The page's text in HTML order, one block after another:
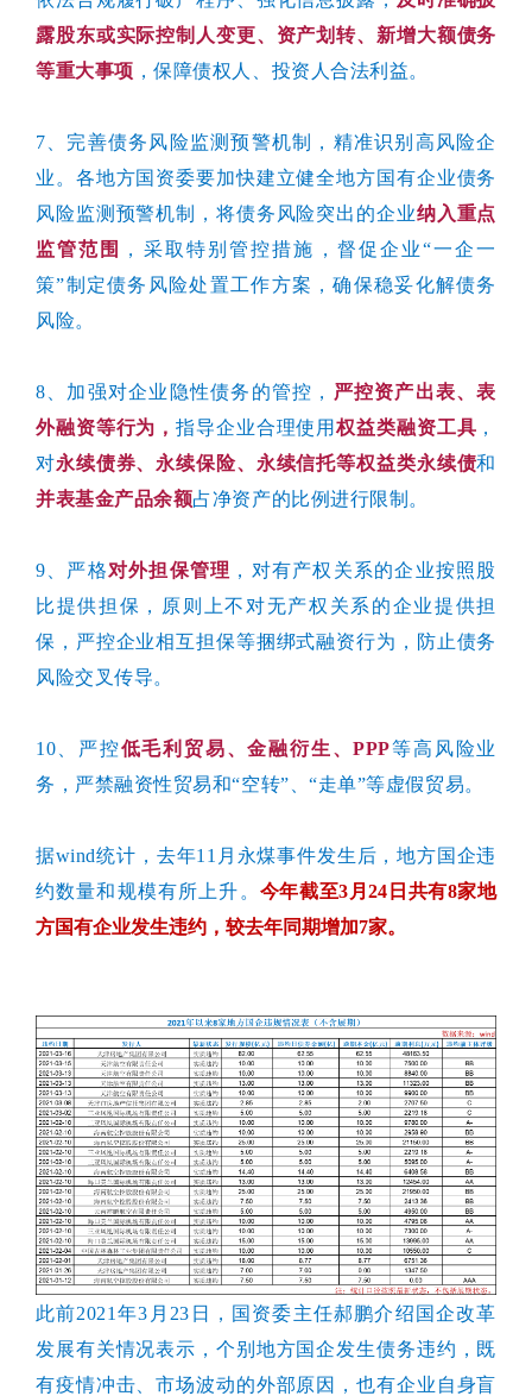
露股东或实际控制人变更、资产划转、新增大额债务
等重大事项 ，保障债权人、投资人合法利益。
7、完善债务风险监测预警机制，精准识别高风险企
业。各地方国资委要加快建立健全地方国有企业债务
风险监测预警机制，将债务风险突出的企业纳入重点
监管范围
，采取特别管控措施，督促企业“一企一
策”制定债务风险处置工作方案，确保稳妥化解债务
风险。
8、加强对企业隐性债务的管控， 严控资产出表、表
外融资等行为，指导企业合理使用权益类融资工具 ，
对永续债券、永续保险、永续信托等权益类永续债和
并表基金产品余额占净资产的比例进行限制。
9、严格对外担保管理 ，对有产权关系的企业按照股
比提供担保，原则上不对无产权关系的企业提供担
保，严控企业相互担保等捆绑式融资行为，防止债务
风险交叉传导。
10、严控低毛利贸易、金融衍生、PPP等高风险业
务，严禁融资性贸易和“空转”、“走单”等虚假贸易。
据wind统计，去年11月永煤事件发生后，地方国企违
约数量和规模有所上升。 今年截至3月24日共有8家地
方国有企业发生违约，较去年同期增加7家。
此前2021年3月23日，国资委主任郝鹏介绍国企改革
发展有关情况表示，个别地方国企发生债务违约，既
有疫情冲击、市场波动的外部原因，也有企业自身盲